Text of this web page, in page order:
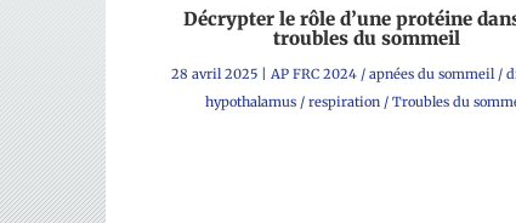
Décrypter le rôle d’une protéine
troubles du sommeil
28 avril 2025| AP FRC 2024/ apnées du sommeil/
hypothalamus/ respiration/ Troubles du